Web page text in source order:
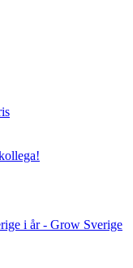
i år - Grow Sverige